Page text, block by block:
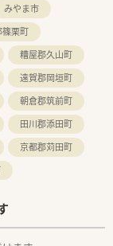
みやま市
栗町
糟屋郡久山町
遠賀郡岡垣町
朝倉郡筑前町
田川郡添田町
京都郡苅田町